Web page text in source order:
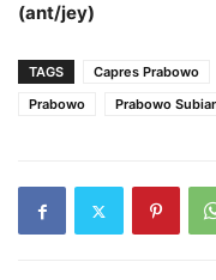
(ant/jey)
TAGS Capres Prabowo
Prabowo
Prabowo